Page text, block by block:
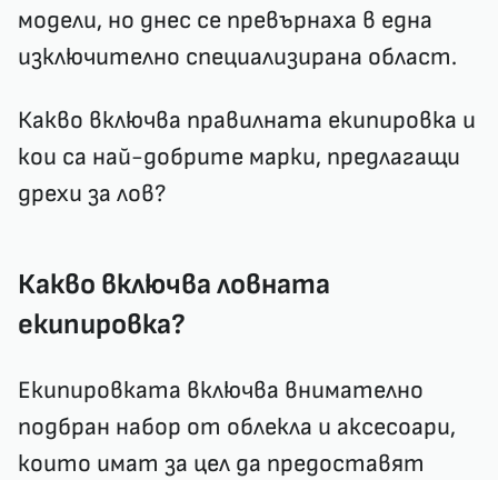
модели, но днес се превърнаха в една
изключително специализирана област.
Какво включва правилната екипировка и
кои са най-добрите марки, предлагащи
дрехи за лов?
Какво включва ловната
екипировка?
Екипировката включва внимателно
подбран набор от облекла и аксесоари,
които имат за цел да предоставят